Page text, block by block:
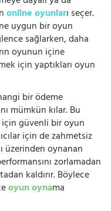
online oyunları seçer.
uygun bir oyun
sağlarken, daha
oyunun içine
için yaptıkları oyun
bir ödeme
mümkün kılar. Bu
güvenli bir oyun
için de zahmetsiz
üzerinden oynanan
zorlamadan
kaldırır. Böylece
oyun oynama